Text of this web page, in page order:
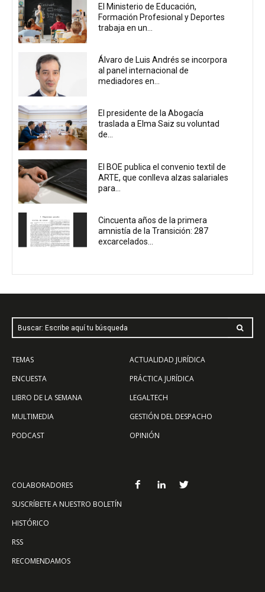
El Ministerio de Educación,
Formación Profesional y Deportes
trabaja en un...
Álvaro de Luis Andrés se incorpora
al panel internacional de
mediadores en...
El presidente de la Abogacía
traslada a Elma Saiz su voluntad
de...
El BOE publica el convenio textil de
ARTE, que conlleva alzas salariales
para...
Cincuenta años de la primera
amnistía de la Transición: 287
excarcelados...
Buscar: Escribe aquí tu búsqueda
TEMAS
ENCUESTA
LIBRO DE LA SEMANA
MULTIMEDIA
PODCAST
ACTUALIDAD JURÍDICA
PRÁCTICA JURÍDICA
LEGALTECH
GESTIÓN DEL DESPACHO
OPINIÓN
COLABORADORES
SUSCRÍBETE A NUESTRO BOLETÍN
HISTÓRICO
RSS
RECOMENDAMOS